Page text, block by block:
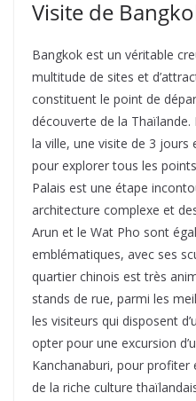
Visite de
Bangkok est un véritable
multitude de sites et
constituent le point de
découverte de la
la ville, une visite de 3
pour explorer tous les
Palais est une étape
architecture complexe et
Arun et le Wat Pho sont
emblématiques, avec ses
quartier chinois est très
stands de rue, parmi les
les visiteurs qui disposent
opter pour une excursion
Kanchanaburi, pour profiter
de la riche culture